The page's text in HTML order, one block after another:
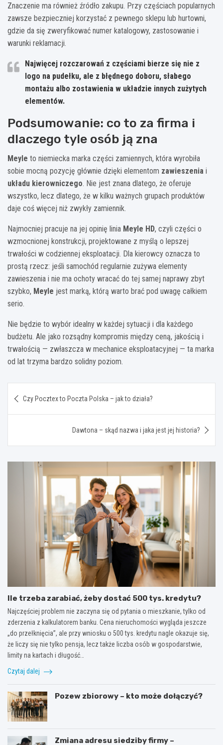
Znaczenie ma również źródło zakupu. Przy częściach popularnych
zawsze bezpieczniej korzystać z pewnego sklepu lub hurtowni,
gdzie da się zweryfikować numer katalogowy, zastosowanie i
warunki reklamacji.
Najwięcej rozczarowań z częściami bierze się nie z
logo na pudełku, ale z błędnego doboru, słabego
montażu albo zostawienia w układzie innych zużytych
elementów.
Podsumowanie: co to za firma i
dlaczego tyle osób ją zna
Meyle to niemiecka marka części zamiennych, która wyrobiła
sobie mocną pozycję głównie dzięki elementom zawieszenia i
układu kierowniczego. Nie jest znana dlatego, że oferuje
wszystko, lecz dlatego, że w kilku ważnych grupach produktów
daje coś więcej niż zwykły zamiennik.
Najmocniej pracuje na jej opinię linia Meyle HD, czyli części o
wzmocnionej konstrukcji, projektowane z myślą o lepszej
trwałości w codziennej eksploatacji. Dla kierowcy oznacza to
prostą rzecz: jeśli samochód regularnie zużywa elementy
zawieszenia i nie ma ochoty wracać do tej samej naprawy zbyt
szybko, Meyle jest marką, którą warto brać pod uwagę całkiem
serio.
Nie będzie to wybór idealny w każdej sytuacji i dla każdego
budżetu. Ale jako rozsądny kompromis między ceną, jakością i
trwałością — zwłaszcza w mechanice eksploatacyjnej — ta marka
od lat trzyma bardzo solidny poziom.
wpisu
Czy Pocztex to Poczta Polska – jak to działa?
Dawtona – skąd nazwa i jaka jest jej historia?
Ile trzeba zarabiać, żeby dostać 500 tys. kredytu?
Najczęściej problem nie zaczyna się od pytania o mieszkanie, tylko od
zderzenia z kalkulatorem banku. Cena nieruchomości wygląda jeszcze
„do przełknięcia”, ale przy wniosku o 500 tys. kredytu nagle okazuje się,
że liczy się nie tylko pensja, lecz także liczba osób w gospodarstwie,
limity na kartach i długość…
Czytaj dalej
Pozew zbiorowy – kto może dołączyć?
Zmiana adresu siedziby firmy –